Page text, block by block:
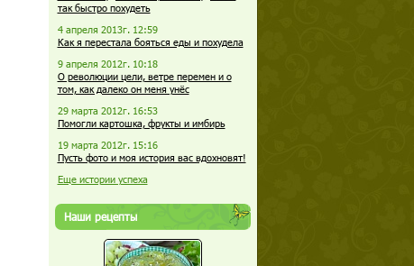
так быстро похудеть
4 апреля 2013г. 12:59
Как я перестала бояться еды и похудела
9 апреля 2012г. 10:18
О революции цели, ветре перемен и о
том, как далеко он меня унёс
29 марта 2012г. 16:53
Помогли картошка, фрукты и имбирь
19 марта 2012г. 15:16
Пусть фото и моя история вас вдохновят!
Еще истории успеха
Наши рецепты